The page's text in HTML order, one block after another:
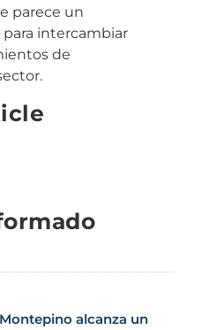
parece un
intercambiar
de
alcanza un